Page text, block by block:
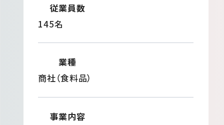
従業員数
145名
業種
商社（食料品）
事業内容